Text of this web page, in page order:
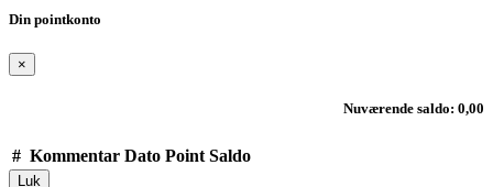
Din pointkonto
×
Nuværende saldo: 0,00
# Kommentar Dato Point Saldo
Luk